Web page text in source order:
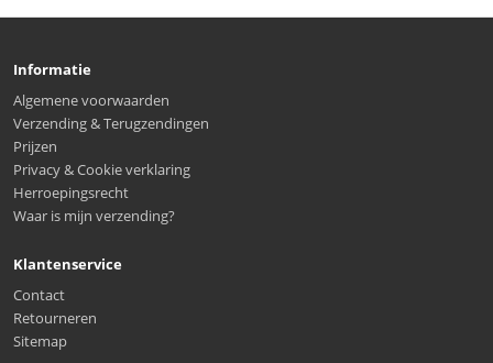
Informatie
Algemene voorwaarden
Verzending & Terugzendingen
Prijzen
Privacy & Cookie verklaring
Herroepingsrecht
Waar is mijn verzending?
Klantenservice
Contact
Retourneren
Sitemap